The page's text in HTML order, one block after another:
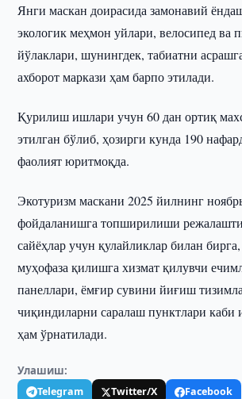
Янги маскан доирасида замонавий
экологик меҳмон уйлари, велосипед ва
йўлаклари, шунингдек, табиатни
ахборот маркази ҳам барпо этилади.
Қурилиш ишлари учун 60 дан ортиқ
этилган бўлиб, ҳозирги кунда 190
фаолият юритмоқда.
Экотуризм маскани 2025 йилнинг
фойдаланишга топширилиши
сайёҳлар учун қулайликлар билан
муҳофаза қилишга хизмат қилувчи
панеллари, ёмғир сувини йиғиш
чиқиндиларни саралаш пунктлари каби
ҳам ўрнатилади.
Улашиш:
Telegram Twitter/X
Facebook